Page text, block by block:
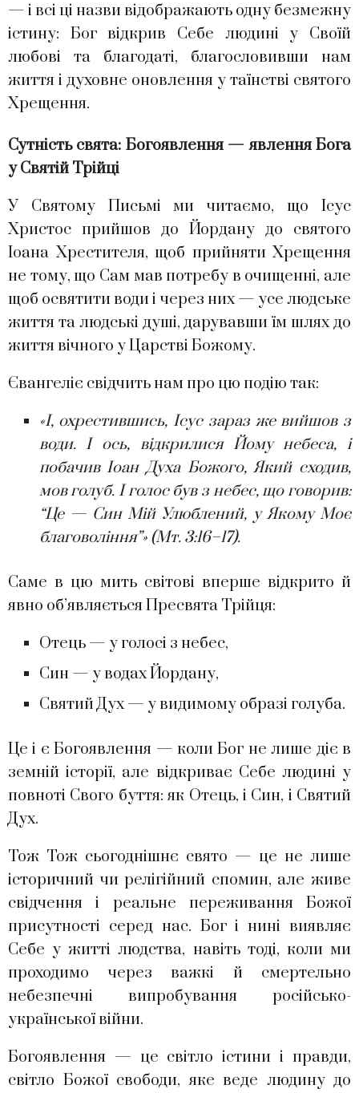
— і всі ці назви відображають одну безмежну
істину: Бог відкрив Себе людині у Своїй
любові та благодаті, благословивши нам
життя і духовне оновлення у таїнстві святого
Хрещення.
Сутність свята: Богоявлення — явлення Бога
у Святій Трійці
У Святому Письмі ми читаємо, що Ісус
Христос прийшов до Йордану до святого
Іоана Хрестителя, щоб прийняти Хрещення
не тому, що Сам мав потребу в очищенні, але
щоб освятити води і через них — усе людське
життя та людські душі, дарувавши їм шлях до
життя вічного у Царстві Божому.
Євангеліє свідчить нам про цю подію так:
«І, охрестившись, Ісус зараз же вийшов з
води. І ось, відкрилися Йому небеса, і
побачив Іоан Духа Божого, Який сходив,
мов голуб. І голос був з небес, що говорив:
“Це — Син Мій Улюблений, у Якому Моє
благовоління”» (Мт. 3:16–17).
Саме в цю мить світові вперше відкрито й
явно об’являється Пресвята Трійця:
Отець — у голосі з небес,
Син — у водах Йордану,
Святий Дух — у видимому образі голуба.
Це і є Богоявлення — коли Бог не лише діє в
земній історії, але відкриває Себе людині у
повноті Свого буття: як Отець, і Син, і Святий
Дух.
Тож Тож сьогоднішнє свято — це не лише
історичний чи релігійний спомин, але живе
свідчення і реальне переживання Божої
присутності серед нас. Бог і нині виявляє
Себе у житті людства, навіть тоді, коли ми
проходимо через важкі й смертельно
небезпечні випробування російсько-
української війни.
Богоявлення — це світло істини і правди,
світло Божої свободи, яке веде людину до